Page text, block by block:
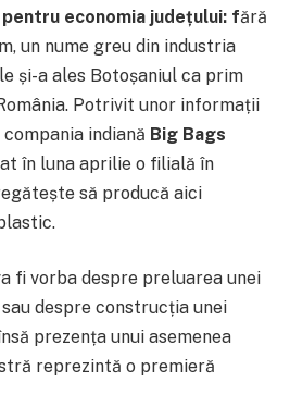
economia județului: fără
un nume greu din industria
și-a ales Botoșaniul ca prim
Potrivit unor informații
compania indiană Big Bags
în luna aprilie o filială în
să producă aici
fi vorba despre preluarea unei
despre construcția unei
prezența unui asemenea
reprezintă o premieră